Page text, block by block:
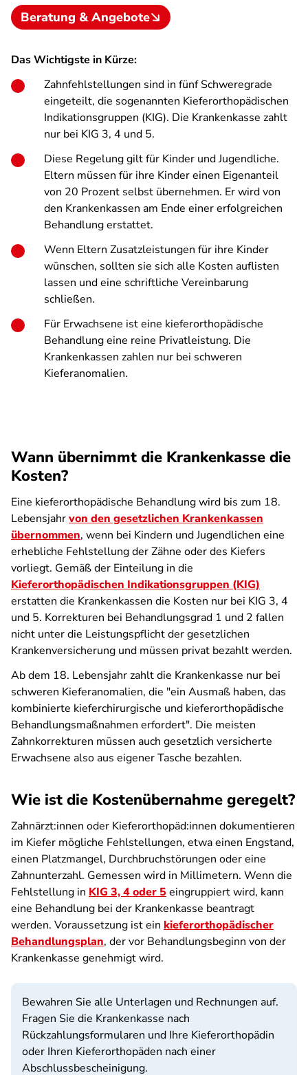
Beratung & Angebote
Das Wichtigste in Kürze:
Zahnfehlstellungen sind in fünf Schweregrade
eingeteilt, die sogenannten Kieferorthopädischen
Indikationsgruppen (KIG). Die Krankenkasse zahlt
nur bei KIG 3, 4 und 5.
Diese Regelung gilt für Kinder und Jugendliche.
Eltern müssen für ihre Kinder einen Eigenanteil
von 20 Prozent selbst übernehmen. Er wird von
den Krankenkassen am Ende einer erfolgreichen
Behandlung erstattet.
Wenn Eltern Zusatzleistungen für ihre Kinder
wünschen, sollten sie sich alle Kosten auflisten
lassen und eine schriftliche Vereinbarung
schließen.
Für Erwachsene ist eine kieferorthopädische
Behandlung eine reine Privatleistung. Die
Krankenkassen zahlen nur bei schweren
Kieferanomalien.
Wann übernimmt die Krankenkasse die
Kosten?
Eine kieferorthopädische Behandlung wird bis zum 18.
Lebensjahrvon den gesetzlichen Krankenkassen
übernommen, wenn bei Kindern und Jugendlichen eine
erhebliche Fehlstellung der Zähne oder des Kiefers
vorliegt. Gemäß der Einteilung in die
Kieferorthopädischen Indikationsgruppen (KIG)
erstatten die Krankenkassen die Kosten nur bei KIG 3, 4
und 5. Korrekturen bei Behandlungsgrad 1 und 2 fallen
nicht unter die Leistungspflicht der gesetzlichen
Krankenversicherung und müssen privat bezahlt werden.
Ab dem 18. Lebensjahr zahlt die Krankenkasse nur bei
schweren Kieferanomalien, die "ein Ausmaß haben, das
kombinierte kieferchirurgische und kieferorthopädische
Behandlungsmaßnahmen erfordert". Die meisten
Zahnkorrekturen müssen auch gesetzlich versicherte
Erwachsene also aus eigener Tasche bezahlen.
Wie ist die Kostenübernahme geregelt?
Zahnärzt:innen oder Kieferorthopäd:innen dokumentieren
im Kiefer mögliche Fehlstellungen, etwa einen Engstand,
einen Platzmangel, Durchbruchstörungen oder eine
Zahnunterzahl. Gemessen wird in Millimetern. Wenn die
Fehlstellung in KIG 3, 4 oder 5 eingruppiert wird, kann
eine Behandlung bei der Krankenkasse beantragt
werden. Voraussetzung ist ein kieferorthopädischer
Behandlungsplan, der vor Behandlungsbeginn von der
Krankenkasse genehmigt wird.
Bewahren Sie alle Unterlagen und Rechnungen auf.
Fragen Sie die Krankenkasse nach
Rückzahlungsformularen und Ihre Kieferorthopädin
oder Ihren Kieferorthopäden nach einer
Abschlussbescheinigung.